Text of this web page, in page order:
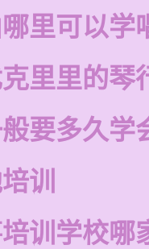
里可以学
里里的琴
要多久学
训
训学校哪